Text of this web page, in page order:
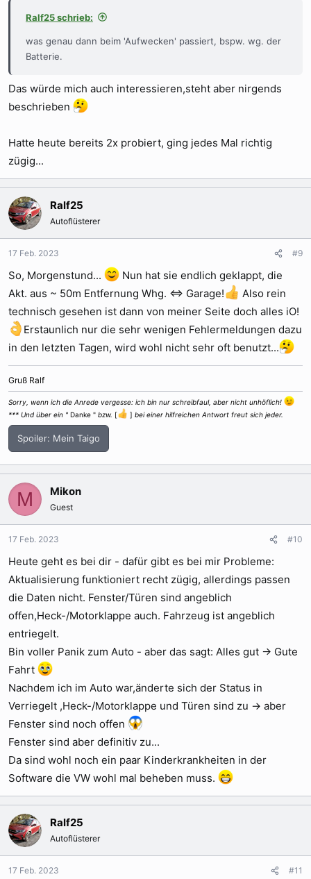
Ralf25 schrieb:
was genau dann beim 'Aufwecken' passiert, bspw. wg. der
Batterie.
Das würde mich auch interessieren,steht aber nirgends
beschrieben
Hatte heute bereits 2x probiert, ging jedes Mal richtig
zügig...
Ralf25
Autoflüsterer
17 Feb. 2023 #9
So, Morgenstund...
Nun hat sie endlich geklappt, die
Akt. aus ~ 50m Entfernung Whg. <=> Garage!
Also rein
technisch gesehen ist dann von meiner Seite doch alles iO!
Erstaunlich nur die sehr wenigen Fehlermeldungen dazu
in den letzten Tagen, wird wohl nicht sehr oft benutzt...
Gruß Ralf
Sorry, wenn ich die Anrede vergesse: ich bin nur schreibfaul, aber nicht unhöflich!
*** Und über ein " Danke " bzw. [ ] bei einer hilfreichen Antwort freut sich jeder.
Spoiler: Mein Taigo
M Mikon
Guest
17 Feb. 2023 #10
Heute geht es bei dir - dafür gibt es bei mir Probleme:
Aktualisierung funktioniert recht zügig, allerdings passen
die Daten nicht. Fenster/Türen sind angeblich
offen,Heck-/Motorklappe auch. Fahrzeug ist angeblich
entriegelt.
Bin voller Panik zum Auto - aber das sagt: Alles gut -> Gute
Fahrt
Nachdem ich im Auto war,änderte sich der Status in
Verriegelt ,Heck-/Motorklappe und Türen sind zu -> aber
Fenster sind noch offen
Fenster sind aber definitiv zu...
Da sind wohl noch ein paar Kinderkrankheiten in der
Software die VW wohl mal beheben muss.
Ralf25
Autoflüsterer
17 Feb. 2023 #11